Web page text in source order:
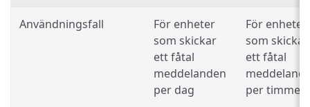
Användningsfall
För enheter
som skickar
ett fåtal
meddelanden
per dag
För enheter
som skickar
ett fåtal
per timme